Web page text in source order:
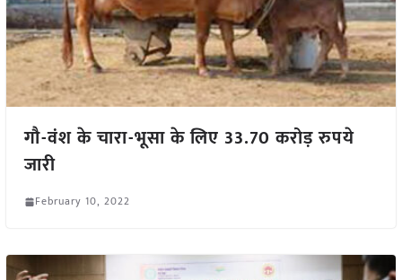
गौ-वंश के चारा-भूसा के लिए 33.70 करोड़ रुपये
जारी
February 10, 2022